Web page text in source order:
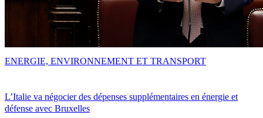
L’Italie va négocier des dépenses supplémentaires en énergie et
défense avec Bruxelles
ENERGIE, ENVIRONNEMENT ET TRANSPORT